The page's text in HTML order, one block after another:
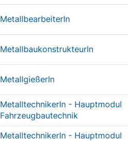
MetallbearbeiterIn
MetallbaukonstrukteurIn
MetallgießerIn
MetalltechnikerIn - Hauptmodul
Fahrzeugbautechnik
MetalltechnikerIn - Hauptmodul